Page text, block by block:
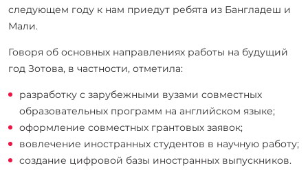
следующем году к нам приедут ребята из Бангладеш и
Мали.
Говоря об основных направлениях работы на будущий
год Зотова, в частности, отметила:
разработку с зарубежными вузами совместных
образовательных программ на английском языке;
оформление совместных грантовых заявок;
вовлечение иностранных студентов в научную работу;
создание цифровой базы иностранных выпускников.